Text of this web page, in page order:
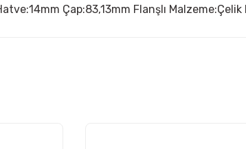
Çap:83,13mm Flanşlı